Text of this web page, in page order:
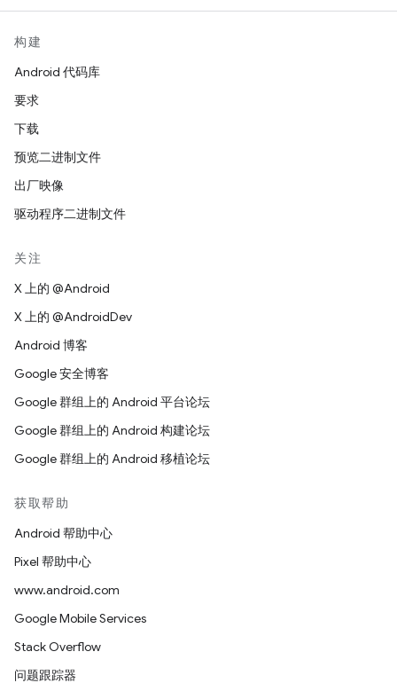
构建
Android 代码库
要求
下载
预览二进制文件
出厂映像
驱动程序二进制文件
关注
X 上的 @Android
X 上的 @AndroidDev
Android 博客
Google 安全博客
Google 群组上的 Android 平台论坛
Google 群组上的 Android 构建论坛
Google 群组上的 Android 移植论坛
获取帮助
Android 帮助中心
Pixel 帮助中心
www.android.com
Google Mobile Services
Stack Overflow
问题跟踪器